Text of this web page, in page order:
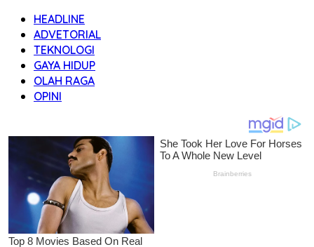
HEADLINE
ADVETORIAL
TEKNOLOGI
GAYA HIDUP
OLAH RAGA
OPINI